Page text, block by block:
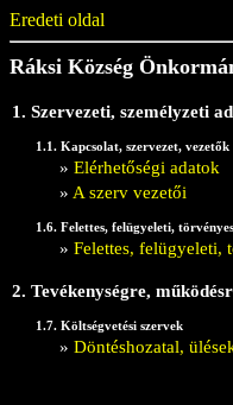
Eredeti oldal
Ráksi Község
1. Szervezeti, személyzeti
1.1. Kapcsolat, szervezet, vezetők
» Elérhetőségi adatok
» A szerv vezetői
1.6. Felettes, felügyeleti,
» Felettes, felügyeleti,
2. Tevékenységre,
1.7. Költségvetési szervek
» Döntéshozatal,